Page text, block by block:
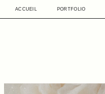
ACCUEIL PORTFOLIO